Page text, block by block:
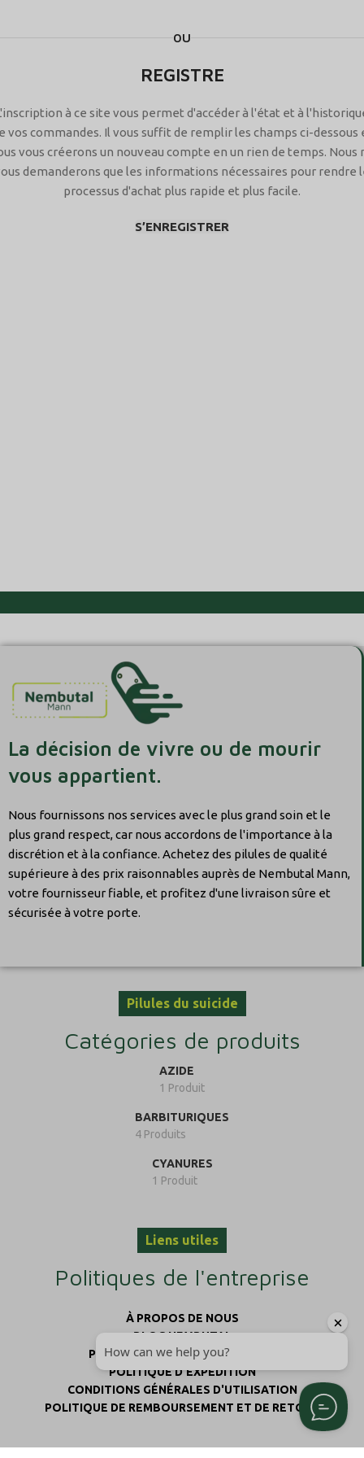
OU
REGISTRE
à ce site vous permet d'accéder à l'état et à
vos commandes. Il vous suffit de remplir les champs ci-dessous
vous créerons un nouveau compte en un rien de temps. Nous
demanderons que les informations nécessaires pour rendre
processus d'achat plus rapide et plus facile.
S’ENREGISTRER
La décision de vivre ou de mourir
vous appartient.
Nous fournissons nos services avec le plus grand soin et le
plus grand respect, car nous accordons de l'importance à la
discrétion et à la confiance. Achetez des pilules de qualité
supérieure à des prix raisonnables auprès de Nembutal Mann,
votre fournisseur fiable, et profitez d'une livraison sûre et
sécurisée à votre porte.
Pilules du suicide
Catégories de produits
AZIDE
1 Produit
BARBITURIQUES
4 Produits
CYANURES
1 Produit
Liens utiles
Politiques de l'entreprise
À PROPOS DE NOUS
BLOG NEMBUTAL
POLITIQUE DE CONFIDENTIALITÉ
POLITIQUE D'EXPÉDITION
CONDITIONS GÉNÉRALES D'UTILISATION
POLITIQUE DE REMBOURSEMENT ET DE RETOUR